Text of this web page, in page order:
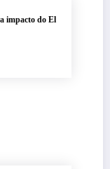
impacto do El